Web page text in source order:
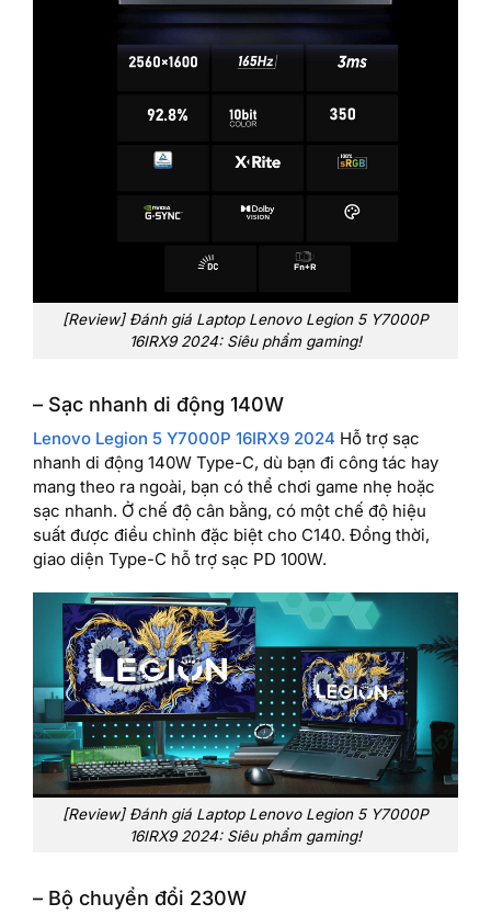
[Review] Đánh giá Laptop Lenovo Legion 5 Y7000P
16IRX9 2024: Siêu phẩm gaming!
– Sạc nhanh di động 140W
Lenovo Legion 5 Y7000P 16IRX9 2024 Hỗ trợ sạc
nhanh di động 140W Type-C, dù bạn đi công tác hay
mang theo ra ngoài, bạn có thể chơi game nhẹ hoặc
sạc nhanh. Ở chế độ cân bằng, có một chế độ hiệu
suất được điều chỉnh đặc biệt cho C140. Đồng thời,
giao diện Type-C hỗ trợ sạc PD 100W.
[Review] Đánh giá Laptop Lenovo Legion 5 Y7000P
16IRX9 2024: Siêu phẩm gaming!
– Bộ chuyển đổi 230W